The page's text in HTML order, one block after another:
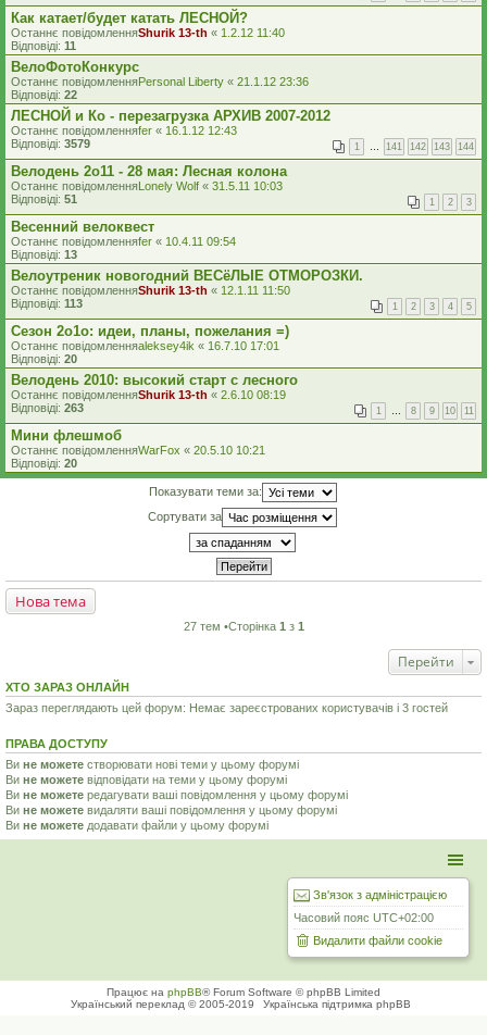
Как катает/будет катать ЛЕСНОЙ?
Останнє повідомленняShurik 13-th « 1.2.12 11:40
Відповіді: 11
ВелоФотоКонкурс
Останнє повідомленняPersonal Liberty « 21.1.12 23:36
Відповіді: 22
ЛЕСНОЙ и Ко - перезагрузка АРХИВ 2007-2012
Останнє повідомленняfer « 16.1.12 12:43
Відповіді: 3579 1 … 141 142 143 144
Велодень 2о11 - 28 мая: Лесная колона
Останнє повідомленняLonely Wolf « 31.5.11 10:03
Відповіді: 51 1 2 3
Весенний велоквест
Останнє повідомленняfer « 10.4.11 09:54
Відповіді: 13
Велоутреник новогодний ВЕСёЛЫЕ ОТМОРОЗКИ.
Останнє повідомленняShurik 13-th « 12.1.11 11:50
Відповіді: 113 1 2 3 4 5
Сезон 2о1о: идеи, планы, пожелания =)
Останнє повідомленняaleksey4ik « 16.7.10 17:01
Відповіді: 20
Велодень 2010: высокий старт с лесного
Останнє повідомленняShurik 13-th « 2.6.10 08:19
Відповіді: 263 1 … 8 9 10 11
Мини флешмоб
Останнє повідомленняWarFox « 20.5.10 10:21
Відповіді: 20
Показувати теми за:
Сортувати за
Нова тема
27 тем •Сторінка 1 з 1
Перейти
ХТО ЗАРАЗ ОНЛАЙН
Зараз переглядають цей форум: Немає зареєстрованих користувачів і 3 гостей
ПРАВА ДОСТУПУ
Ви не можете створювати нові теми у цьому форумі
Ви не можете відповідати на теми у цьому форумі
Ви не можете редагувати ваші повідомлення у цьому форумі
Ви не можете видаляти ваші повідомлення у цьому форумі
Ви не можете додавати файли у цьому форумі
Зв'язок з адміністрацією
Часовий пояс UTC+02:00
Видалити файли cookie
Працює на phpBB® Forum Software © phpBB Limited
Український переклад © 2005-2019
Українська підтримка phpBB